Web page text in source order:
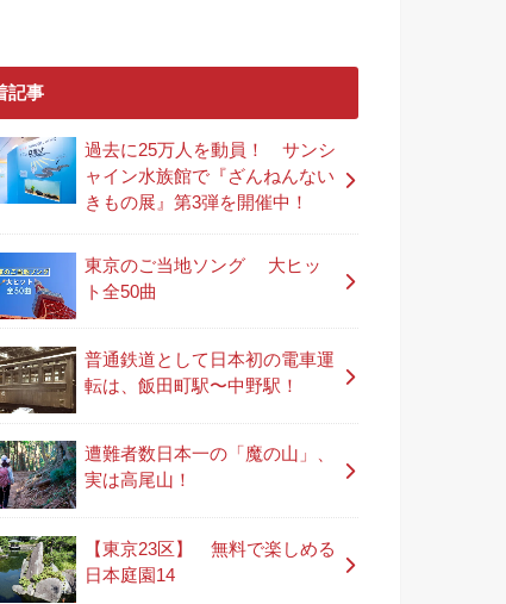
記事
過去に25万人を動員！ サンシ
ャイン水族館で『ざんねんない
きもの展』第3弾を開催中！
東京のご当地ソング 大ヒッ
ト全50曲
普通鉄道として日本初の電車運
転は、飯田町駅〜中野駅！
遭難者数日本一の「魔の山」、
実は高尾山！
【東京23区】 無料で楽しめる
日本庭園14